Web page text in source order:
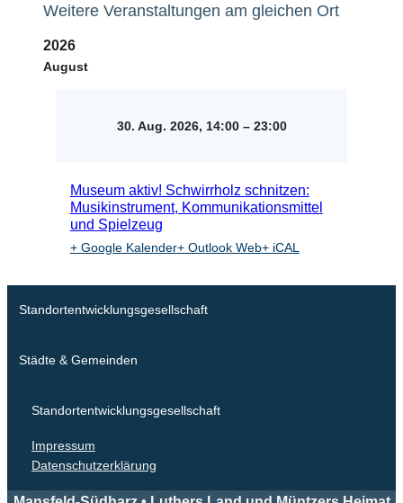
Weitere Veranstaltungen am gleichen Ort
2026
August
30. Aug. 2026, 14:00 –23:00
Museum aktiv! Schwirrholz schnitzen:
Musikinstrument, Kommunikationsmittel
und Spielzeug
+ Google Kalender+ Outlook Web+ iCAL
Standortentwicklungsgesellschaft
Städte & Gemeinden
Standortentwicklungsgesellschaft
Impressum
Datenschutzerklärung